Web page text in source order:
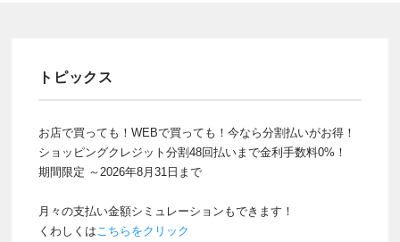
トピックス
お店で買っても！WEBで買っても！今なら分割払いがお得！
ショッピングクレジット分割48回払いまで金利手数料0%！
期間限定 ～2026年8月31日まで
月々の支払い金額シミュレーションもできます！
くわしくはこちらをクリック